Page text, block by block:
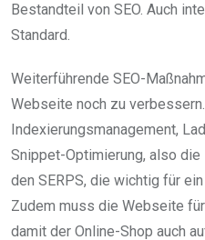
Bestandteil von SEO. Auch
Standard.
Weiterführende SEO-
Webseite noch zu
Indexierungsmanagement,
Snippet-Optimierung, also
den SERPS, die wichtig für
Zudem muss die Webseite
damit der Online-Shop auch